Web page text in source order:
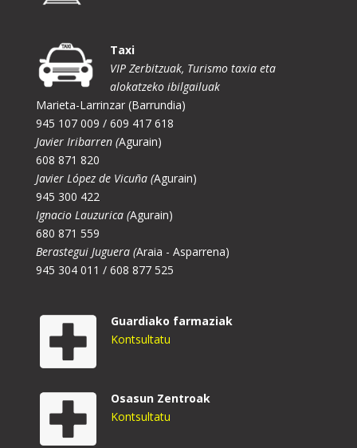
Taxi
VIP Zerbitzuak, Turismo taxia eta
alokatzeko ibilgailuak
Marieta-Larrinzar (Barrundia)
945 107 009 / 609 417 618
Javier Iribarren (Agurain)
608 871 820
Javier López de Vicuña (Agurain)
945 300 422
Ignacio Lauzurica (Agurain)
680 871 559
Berastegui Juguera (Araia - Asparrena)
945 304 011 / 608 877 525
Guardiako farmaziak
Kontsultatu
Osasun Zentroak
Kontsultatu